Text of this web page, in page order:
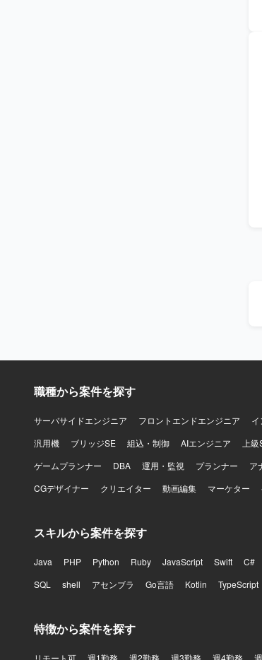
職種から案件を探す
サーバサイドエンジニア フロントエンドエンジニア
汎用機
ブリッジSE 組込・制御 AIエンジニア 上
ゲームプランナー
DBA 運用・監視 プランナー ア
CGデザイナー
クリエイター 動画編集 マーケター
スキルから案件を探す
Java PHP Python Ruby JavaScript Swift C#
SQL
shell アセンブラ Go言語 Kotlin TypeScript
特徴から案件を探す
リモート可 週1勤務 週2勤務 週3勤務 週4勤務